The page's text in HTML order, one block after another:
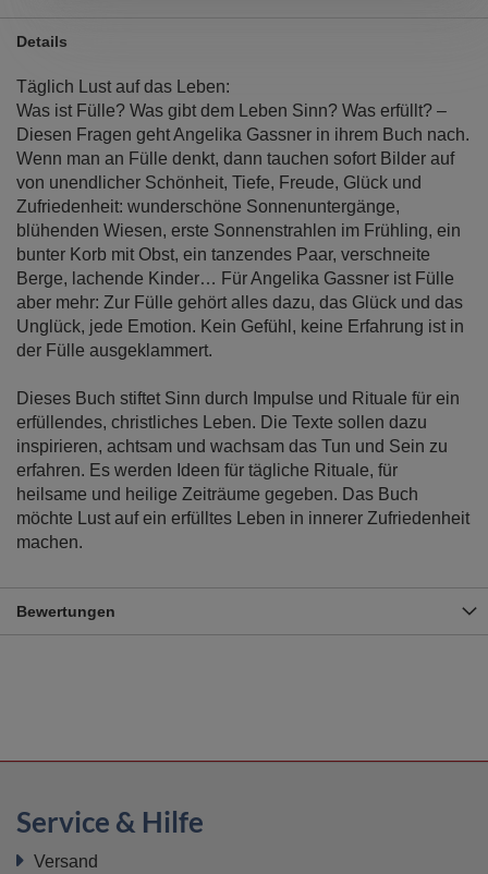
Details
Täglich Lust auf das Leben:
Was ist Fülle? Was gibt dem Leben Sinn? Was erfüllt? –
Diesen Fragen geht Angelika Gassner in ihrem Buch nach.
Wenn man an Fülle denkt, dann tauchen sofort Bilder auf
von unendlicher Schönheit, Tiefe, Freude, Glück und
Zufriedenheit: wunderschöne Sonnenuntergänge,
blühenden Wiesen, erste Sonnenstrahlen im Frühling, ein
bunter Korb mit Obst, ein tanzendes Paar, verschneite
Berge, lachende Kinder… Für Angelika Gassner ist Fülle
aber mehr: Zur Fülle gehört alles dazu, das Glück und das
Unglück, jede Emotion. Kein Gefühl, keine Erfahrung ist in
der Fülle ausgeklammert.
Dieses Buch stiftet Sinn durch Impulse und Rituale für ein
erfüllendes, christliches Leben. Die Texte sollen dazu
inspirieren, achtsam und wachsam das Tun und Sein zu
erfahren. Es werden Ideen für tägliche Rituale, für
heilsame und heilige Zeiträume gegeben. Das Buch
möchte Lust auf ein erfülltes Leben in innerer Zufriedenheit
machen.
Bewertungen
Service & Hilfe
Versand